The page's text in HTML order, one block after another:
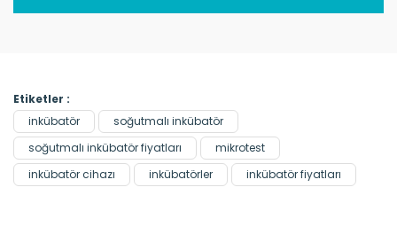
Etiketler :
inkübatör
soğutmalı inkübatör
soğutmalı inkübatör fiyatları
mikrotest
inkübatör cihazı
inkübatörler inkübatör fiyatları